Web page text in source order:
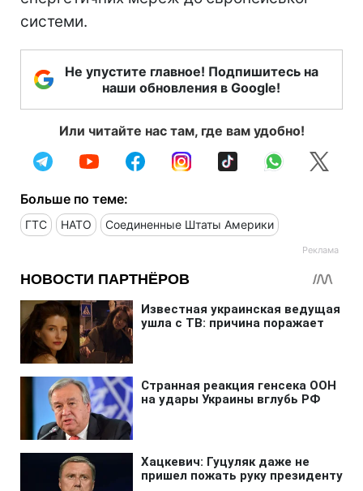
системи.
Не упустите главное! Подпишитесь на
наши обновления в Google!
Или читайте нас там, где вам удобно!
Больше по теме:
ГТС НАТО Соединенные Штаты Америки